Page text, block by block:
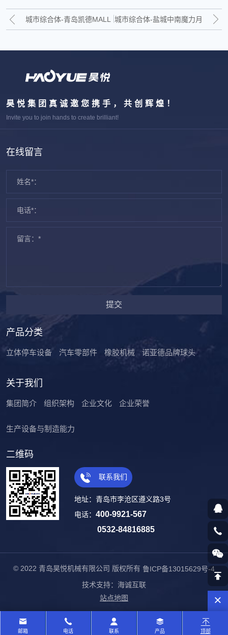
城市综合体-青岛凯德MALL 城市综合体-盐城中南魔力月
昊悦集团真诚邀您携手，共创辉煌！
Invite you to join hands to create brilliant!
在线留言
提交
产品分类
立体停车设备 汽车零部件 橡胶机械 诺亚德品牌球头
关于我们
集团简介 组织架构 企业文化 企业荣誉
生产设备与制造能力
二维码
联系我们
地址：青岛市李沧区遵义路3号
电话： 400-9921-567
0532-84816885
© 2022 青岛昊悦机械有限公司 版权所有 鲁ICP备13015629号-4
技术支持：海诚互联
站点地图
邮箱 电话 联系 产品 顶部